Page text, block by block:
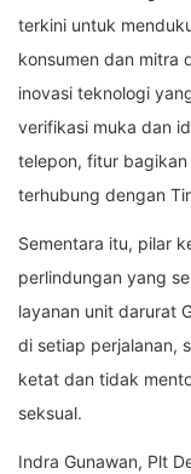
terkini untuk
konsumen dan mitra
inovasi teknologi
verifikasi muka dan
telepon, fitur
terhubung dengan
Sementara itu, pilar
perlindungan yang
layanan unit darurat
di setiap perjalanan,
ketat dan tidak
seksual.
Indra Gunawan, Plt